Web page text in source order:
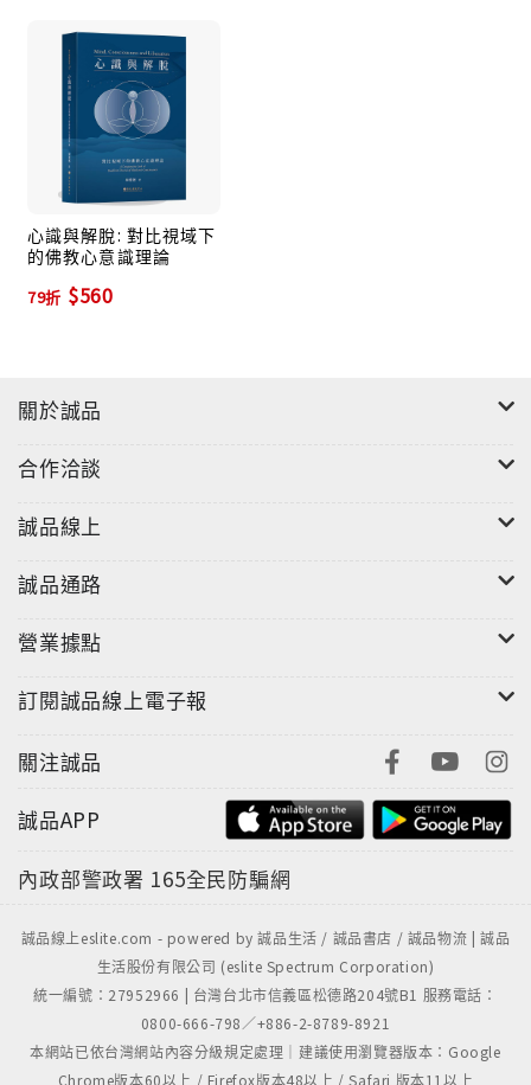
心識與解脫: 對比視域下
的佛教心意識理論
79折 $560
關於誠品
合作洽談
誠品線上
誠品通路
營業據點
訂閱誠品線上電子報
關注誠品
誠品APP
內政部警政署 165全民防騙網
誠品線上eslite.com - powered by 誠品生活 / 誠品書店 / 誠品物流 | 誠品
生活股份有限公司 (eslite Spectrum Corporation)
統一編號：27952966 | 台灣台北市信義區松德路204號B1 服務電話：
0800-666-798／+886-2-8789-8921
本網站已依台灣網站內容分級規定處理｜建議使用瀏覽器版本：Google
Chrome版本60以上 / Firefox版本48以上 / Safari 版本11以上